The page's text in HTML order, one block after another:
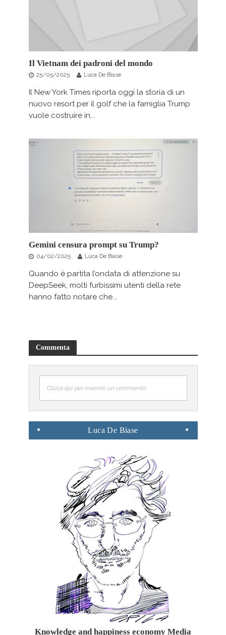
Il Vietnam dei padroni del mondo
25/05/2025 Luca De Biase
Il New York Times riporta oggi la storia di un
nuovo resort per il golf che la famiglia Trump
vuole costruire in...
Gemini censura prompt su Trump?
04/02/2025 Luca De Biase
Quando è partita l’ondata di attenzione su
DeepSeek, molti furbissimi utenti della rete
hanno fatto notare che...
Commenta
Clicca qui per inserire un commento
Luca De Biase
Knowledge and happiness economy Media